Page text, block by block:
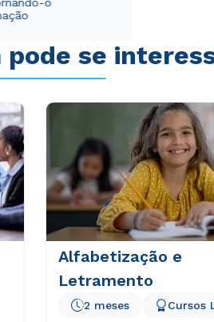
pode se
Alfabetização e
Letramento
2 meses Cursos
a Política de Privacidade.e
sejam utilizados para o
Cruzeiro do Sul.
a Política de Privacidade.e
sejam utilizados para o
Cruzeiro do Sul.